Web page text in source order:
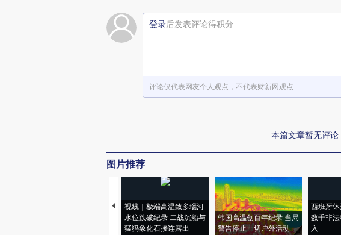
登录后发表评论得积分
评论仅代表网友个人观点，不代表财新网观点
本篇文章暂无评论
图片推荐
视线｜极端高温致多瑙河
水位跌破纪录 二战沉船与
猛犸象化石接连露出
韩国高温创百年纪录 当局
警告停止一切户外活动
西班牙
数千非
入